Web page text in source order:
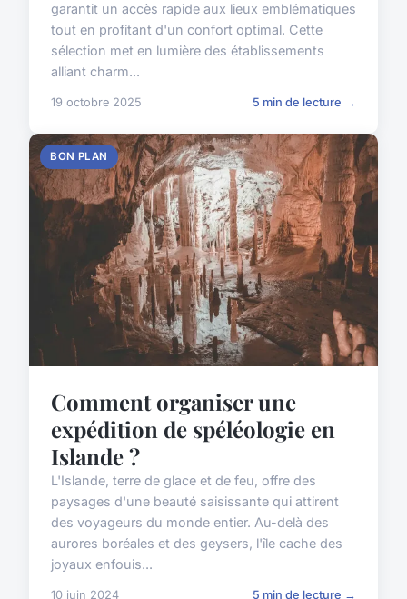
garantit un accès rapide aux lieux emblématiques
tout en profitant d'un confort optimal. Cette
sélection met en lumière des établissements
alliant charm...
19 octobre 2025 5 min de lecture →
BON PLAN
Comment organiser une
expédition de spéléologie en
Islande ?
L'Islande, terre de glace et de feu, offre des
paysages d'une beauté saisissante qui attirent
des voyageurs du monde entier. Au-delà des
aurores boréales et des geysers, l'île cache des
joyaux enfouis...
10 juin 2024 5 min de lecture →